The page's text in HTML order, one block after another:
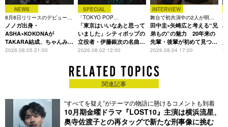
NEWS
8月8日リリースのデビュー曲
は「Time is money」
ノノガ出身・
ASHA×KOKONAが
TAKARA結成、ちゃんみな
主宰レーベル第2弾アーテ
2026.08.05 21:00
SPECIAL
「TOKYO POP
CHRONICLE」特集
「東京はいいなあと思って
いました」シティポップの
立役者・伊藤銀次の名曲回
想録
2026.08.02 12:00
INTERVIEW
舞台で初共演中の2人が明か
す、今の自分をつくる恩人の
存在
田中圭×矢崎広と考える“兄
弟もの”の魅力 20年来の
先輩・後輩が初めて見つけ
た互いの共通点とは
2026.08.04 17:00
関連記事
“すべてを疑え”がテーマの物語に懸けるコメントも到着
10月期金曜ドラマ『LOST10』主演は横浜流星、
奥寺佐渡子との再タッグで新たな刑事像に挑む